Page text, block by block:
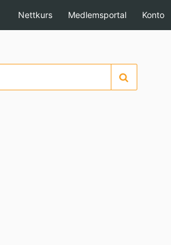
Nettkurs Medlemsportal Konto